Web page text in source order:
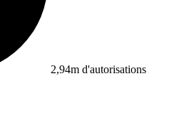
2,94m d'autorisations